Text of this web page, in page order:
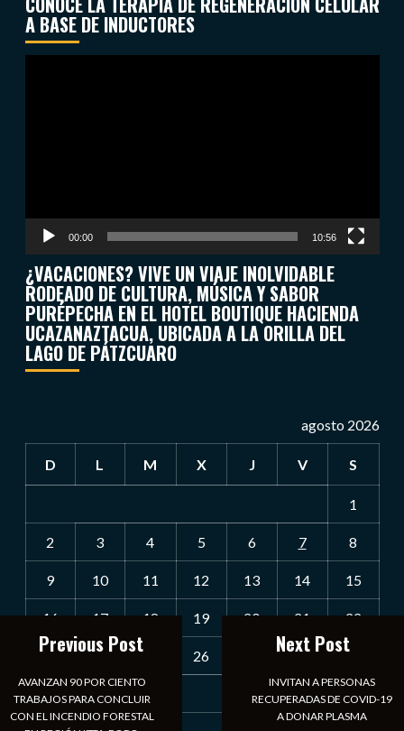
A BASE DE INDUCTORES
00:00 10:56
¿VACACIONES? VIVE UN VIAJE INOLVIDABLE
RODEADO DE CULTURA, MÚSICA Y SABOR
PURÉPECHA EN EL HOTEL BOUTIQUE HACIENDA
UCAZANAZTACUA, UBICADA A LA ORILLA DEL
LAGO DE PÁTZCUARO
agosto 2026
D L M X J V S
1
2 3 4 5 6 7 8
9 10 11 12 13 14 15
16 17 18 19 20 21 22
23 24 25 26 28 29
30 31
Previous Post
AVANZAN 90 POR CIENTO
TRABAJOS PARA CONCLUIR
CON EL INCENDIO FORESTAL
Next Post
INVITAN A PERSONAS
RECUPERADAS DE COVID-19
A DONAR PLASMA